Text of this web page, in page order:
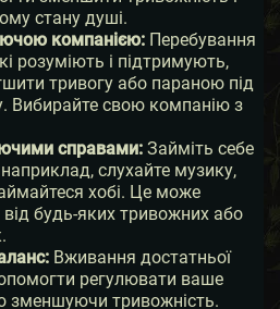
стану душі.
компанією: Перебування
розуміють і підтримують,
тривогу або параною під
Вибирайте свою компанію з
справами: Займіть себе
слухайте музику,
хобі. Це може
будь-яких тривожних або
Вживання достатньої
регулювати ваше
зменшуючи тривожність.